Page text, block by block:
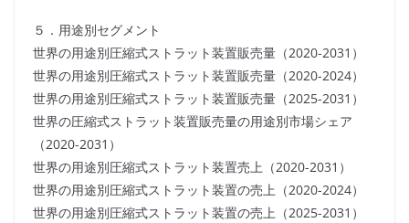
５．用途別セグメント
世界の用途別圧縮式ストラット装置販売量（2020-2031）
世界の用途別圧縮式ストラット装置販売量（2020-2024）
世界の用途別圧縮式ストラット装置販売量（2025-2031）
世界の圧縮式ストラット装置販売量の用途別市場シェア
（2020-2031）
世界の用途別圧縮式ストラット装置売上（2020-2031）
世界の用途別圧縮式ストラット装置の売上（2020-2024）
世界の用途別圧縮式ストラット装置の売上（2025-2031）